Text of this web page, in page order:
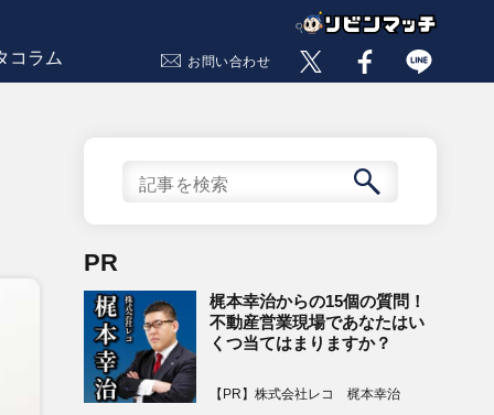
コラム お問い合わせ
PR
梶本幸治からの15個の質問！
不動産営業現場であなたはい
くつ当てはまりますか？
【PR】株式会社レコ 梶本幸治